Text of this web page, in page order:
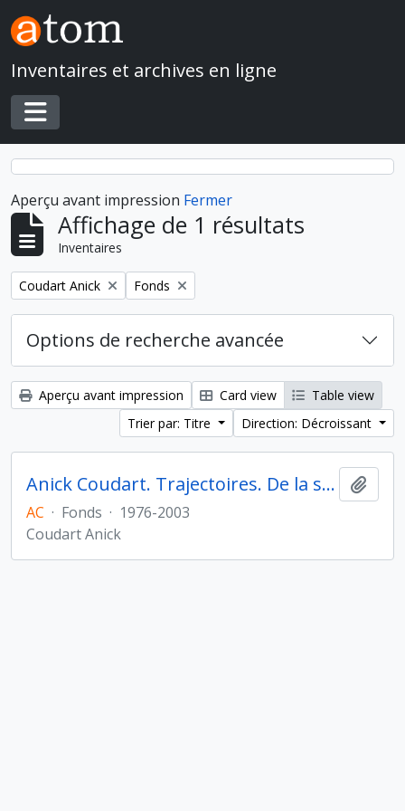
Skip to main content
Inventaires et archives en ligne
Toggle navigation
Aperçu avant impression Fermer
Affichage de 1 résultats
Inventaires
Remove filter:
Coudart Anick Remove filter:
Fonds
Options de recherche avancée
Aperçu avant impression Card view
Table view
Trier par: Titre
Direction: Décroissant
Anick Coudart. Trajectoires. De la sédentarisation à l'État
AC · Fonds · 1976-2003
Coudart Anick